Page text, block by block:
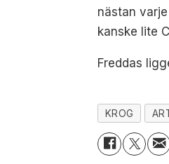
nästan
kanske lite
Freddas
KROG